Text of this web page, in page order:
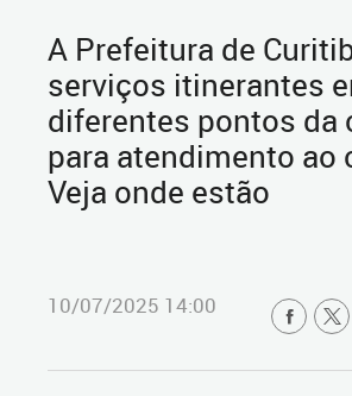
A Prefeitura de
serviços itinerantes
diferentes pontos da
para atendimento ao
Veja onde estão
10/07/2025 14:00